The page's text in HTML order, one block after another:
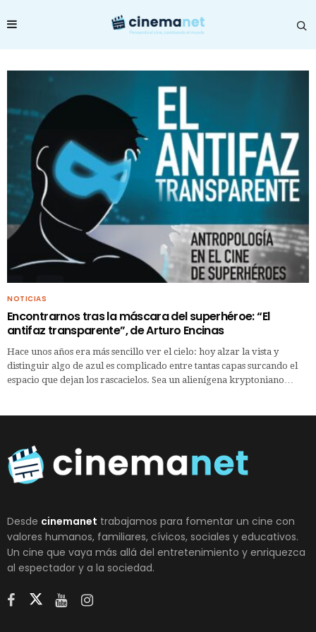
NOTICIAS
Encontrarnos tras la máscara del superhéroe: “El
antifaz transparente”, de Arturo Encinas
Hace unos años era más sencillo ver el cielo: hoy alzar la vista y
distinguir algo de azul es complicado entre tantas capas surcando el
espacio que dejan los rascacielos. Sea un alienígena kryptoniano…
Desde cinemanet trabajamos para fomentar un cine con
valores humanos, familiares, cívicos, sociales y educativos.
Un cine que vaya más allá del entretenimiento y enriquezca
al espectador y a la sociedad.